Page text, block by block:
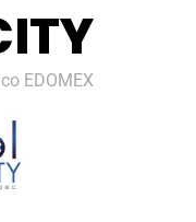
EDOMEX